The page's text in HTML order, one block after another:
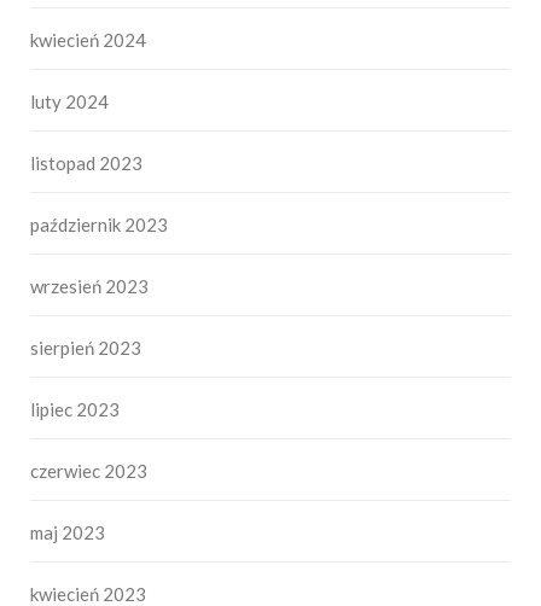
kwiecień 2024
luty 2024
listopad 2023
październik 2023
wrzesień 2023
sierpień 2023
lipiec 2023
czerwiec 2023
maj 2023
kwiecień 2023